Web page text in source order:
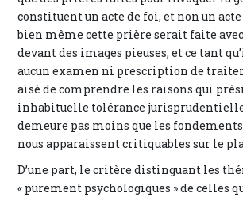
constituent un acte de foi, et non un
bien même cette prière serait faite
devant des images pieuses, et ce tant
aucun examen ni prescription de
aisé de comprendre les raisons qui
inhabituelle tolérance
demeure pas moins que les
nous apparaissent critiquables sur le
D’une part, le critère distinguant les
« purement psychologiques » de celles